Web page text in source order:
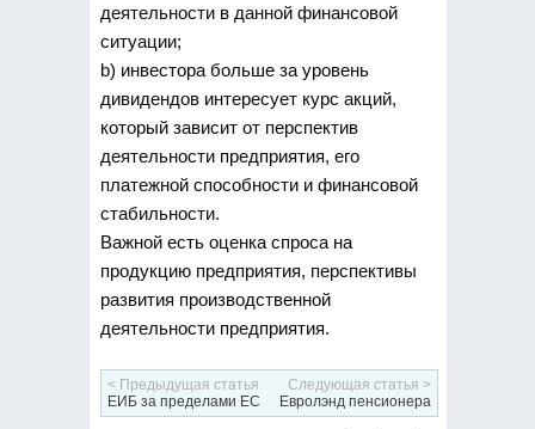
деятельности в данной финансовой
ситуации;
b) инвестора больше за уровень
дивидендов интересует курс акций,
который зависит от перспектив
деятельности предприятия, его
платежной способности и финансовой
стабильности.
Важной есть оценка спроса на
продукцию предприятия, перспективы
развития производственной
деятельности предприятия.
< Предыдущая статья
ЕИБ за пределами ЕС
Следующая статья >
Евролэнд пенсионера